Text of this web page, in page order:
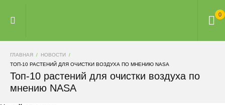
0
ГЛАВНАЯ
НОВОСТИ
ТОП-10 РАСТЕНИЙ ДЛЯ ОЧИСТКИ ВОЗДУХА ПО МНЕНИЮ NASA
Топ-10 растений для очистки воздуха по
мнению NASA